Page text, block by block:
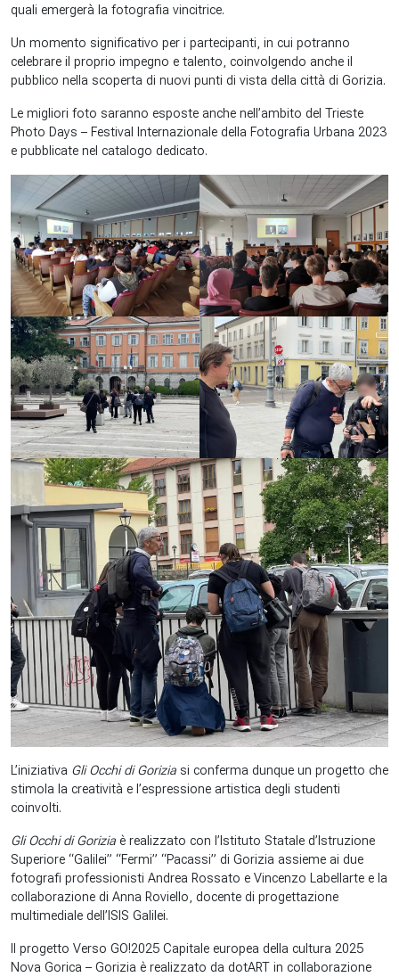
quali emergerà la fotografia vincitrice.
Un momento significativo per i partecipanti, in cui potranno
celebrare il proprio impegno e talento, coinvolgendo anche il
pubblico nella scoperta di nuovi punti di vista della città di Gorizia.
Le migliori foto saranno esposte anche nell’ambito del Trieste
Photo Days – Festival Internazionale della Fotografia Urbana 2023
e pubblicate nel catalogo dedicato.
L’iniziativa Gli Occhi di Gorizia si conferma dunque un progetto che
stimola la creatività e l’espressione artistica degli studenti
coinvolti.
Gli Occhi di Gorizia è realizzato con l’Istituto Statale d’Istruzione
Superiore “Galilei” “Fermi” “Pacassi” di Gorizia assieme ai due
fotografi professionisti Andrea Rossato e Vincenzo Labellarte e la
collaborazione di Anna Roviello, docente di progettazione
multimediale dell’ISIS Galilei.
Il progetto Verso GO!2025 Capitale europea della cultura 2025
Nova Gorica – Gorizia è realizzato da dotART in collaborazione